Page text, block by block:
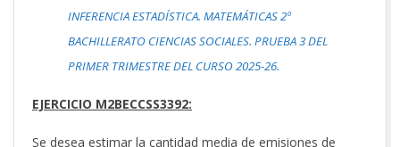
INFERENCIA ESTADÍSTICA. MATEMÁTICAS 2º
BACHILLERATO CIENCIAS SOCIALES. PRUEBA 3 DEL
PRIMER TRIMESTRE DEL CURSO 2025-26.
EJERCICIO M2BECCSS3392:
Se desea estimar la cantidad media de emisiones de